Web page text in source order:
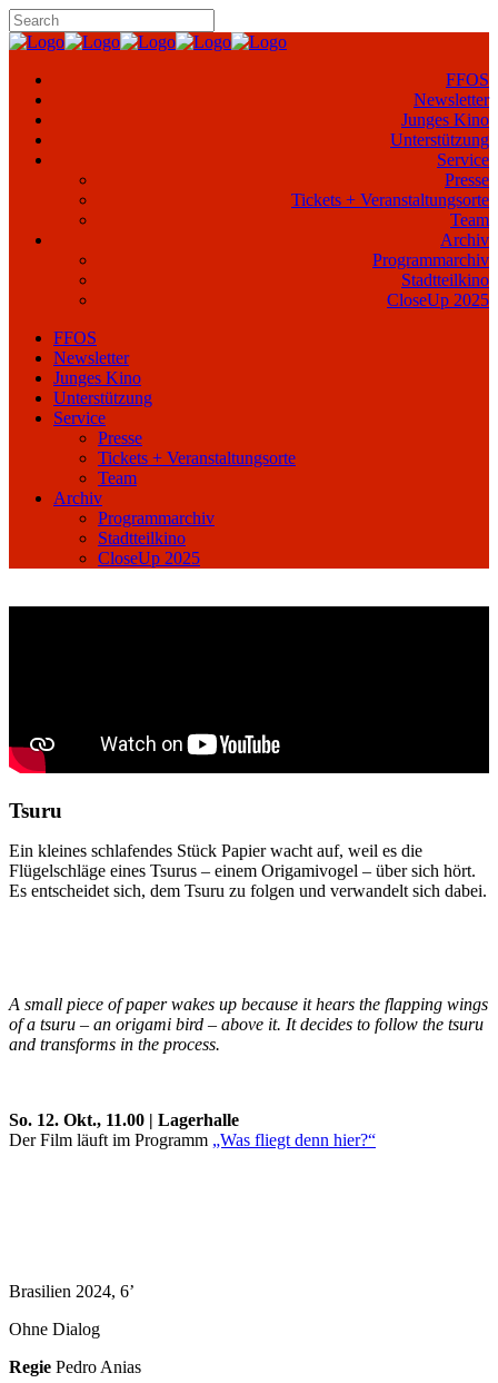
FFOS
Newsletter
Junges Kino
Unterstützung
Service
Presse
Tickets + Veranstaltungsorte
Team
Archiv
Programmarchiv
Stadtteilkino
CloseUp 2025
FFOS
Newsletter
Junges Kino
Unterstützung
Service
Presse
Tickets + Veranstaltungsorte
Team
Archiv
Programmarchiv
Stadtteilkino
CloseUp 2025
Tsuru
Ein kleines schlafendes Stück Papier wacht auf, weil es die
Flügelschläge eines Tsurus – einem Origamivogel – über sich hört.
Es entscheidet sich, dem Tsuru zu folgen und verwandelt sich dabei.
A small piece of paper wakes up because it hears the flapping wings
of a tsuru – an origami bird – above it. It decides to follow the tsuru
and transforms in the process.
So. 12. Okt., 11.00 | Lagerhalle
Der Film läuft im Programm „Was fliegt denn hier?“
Brasilien 2024, 6’
Ohne Dialog
Regie Pedro Anias